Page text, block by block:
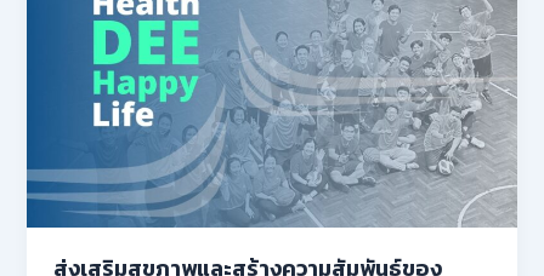
ส่งเสริมสุขภาพและสร้างความสัมพันธ์ของ